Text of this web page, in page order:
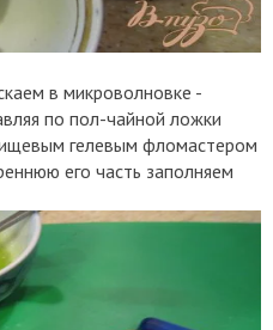
в микроволновке -
по пол-чайной ложки
гелевым фломастером
его часть заполняем